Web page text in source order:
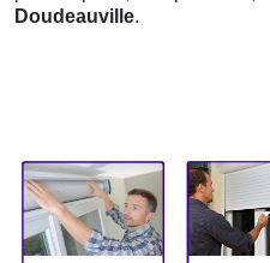
Doudeauville.